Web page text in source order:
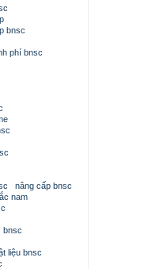
bnsc
phí bnsc
nâng cấp bnsc
nam
bnsc
liệu bnsc